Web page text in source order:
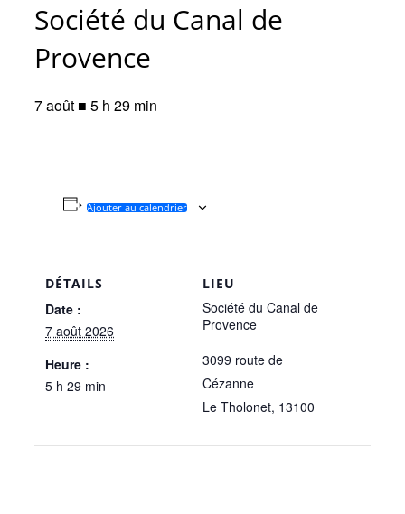
Société du Canal de
Provence
7 août ■ 5 h 29 min
Ajouter au calendrier
DÉTAILS
Date :
7 août 2026
Heure :
5 h 29 min
LIEU
Société du Canal de
Provence
3099 route de
Cézanne
Le Tholonet, 13100